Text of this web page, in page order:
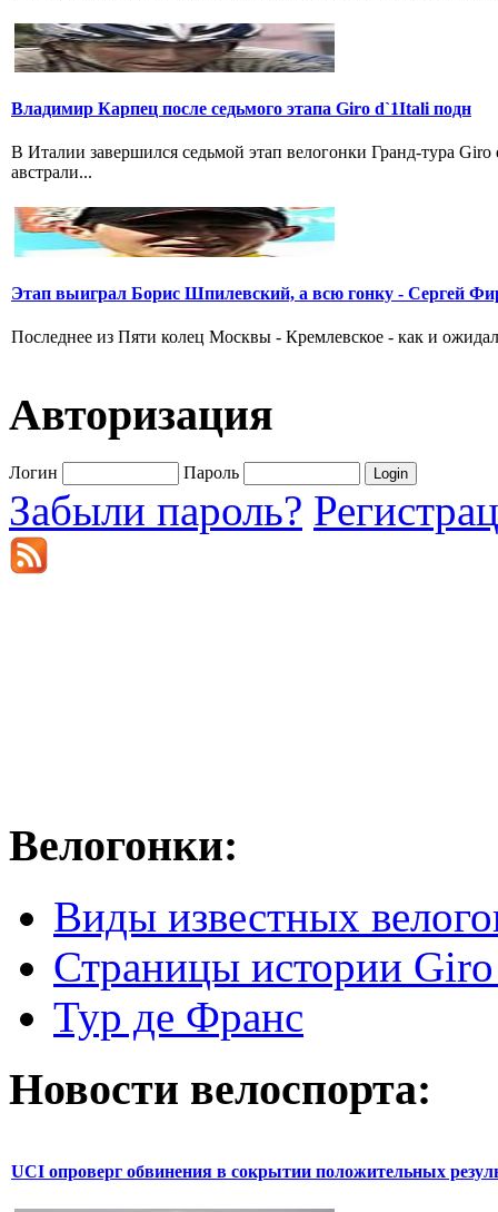
Владимир Карпец после седьмого этапа Giro d`1Itali подн
В Италии завершился седьмой этап велогонки Гранд-тура
австрали...
Этап выиграл Борис Шпилевский, а всю гонку - Сергей
Последнее из Пяти колец Москвы - Кремлевское - как и
Авторизация
Логин Пароль
Забыли пароль?
Велогонки:
Виды известных
Страницы истории
Тур де Франс
Новости велоспорта:
UCI опроверг обвинения в сокрытии положительных